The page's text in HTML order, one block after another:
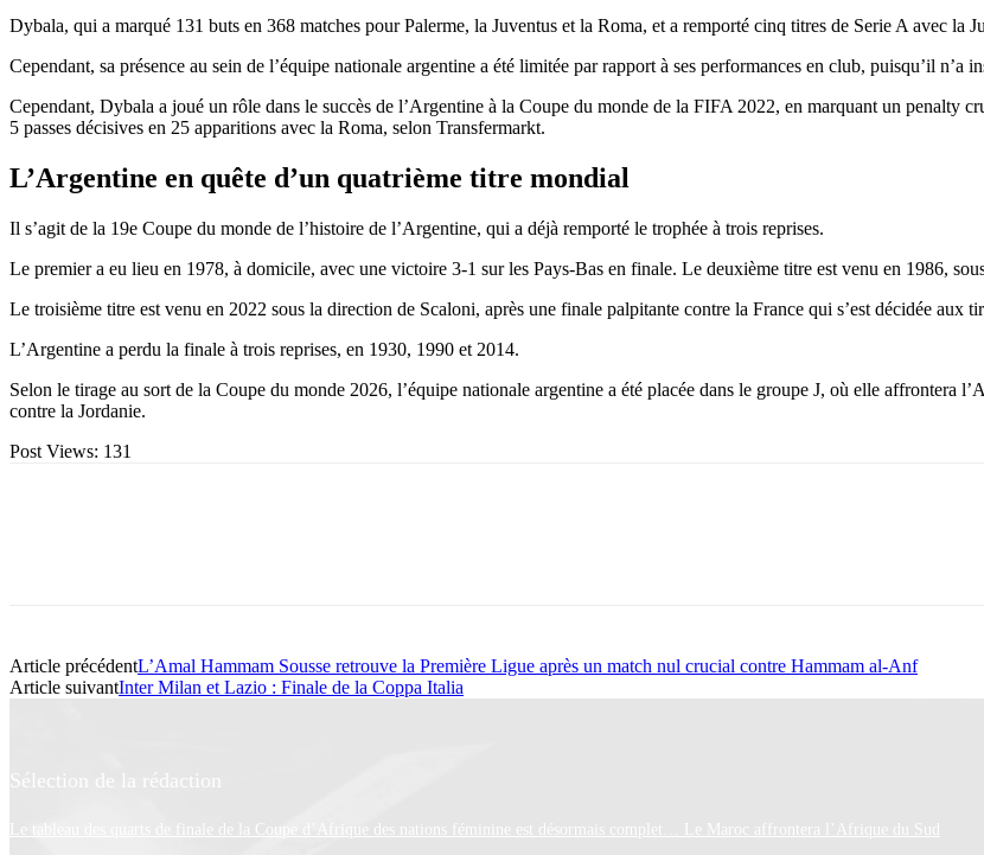
Dybala, qui a marqué 131 buts en 368 matches pour Palerme, la Juventus et la Roma, et a remporté cinq titres de Serie A avec la
Cependant, sa présence au sein de l’équipe nationale argentine a été limitée par rapport à ses performances en club, puisqu’il n’a
Cependant, Dybala a joué un rôle dans le succès de l’Argentine à la Coupe du monde de la FIFA 2022, en marquant un penalty
5 passes décisives en 25 apparitions avec la Roma, selon Transfermarkt.
L’Argentine en quête d’un quatrième titre mondial
Il s’agit de la 19e Coupe du monde de l’histoire de l’Argentine, qui a déjà remporté le trophée à trois reprises.
Le premier a eu lieu en 1978, à domicile, avec une victoire 3-1 sur les Pays-Bas en finale. Le deuxième titre est venu en 1986,
Le troisième titre est venu en 2022 sous la direction de Scaloni, après une finale palpitante contre la France qui s’est décidée aux
L’Argentine a perdu la finale à trois reprises, en 1930, 1990 et 2014.
Selon le tirage au sort de la Coupe du monde 2026, l’équipe nationale argentine a été placée dans le groupe J, où elle affrontera
contre la Jordanie.
Post Views: 131
Article précédentL’Amal Hammam Sousse retrouve la Première Ligue après un match nul crucial contre Hammam al-Anf
Article suivantInter Milan et Lazio : Finale de la Coppa Italia
Sélection de la rédaction
Le tableau des quarts de finale de la Coupe d’Afrique des nations féminine est désormais complet… Le Maroc affrontera l’Afrique du Sud